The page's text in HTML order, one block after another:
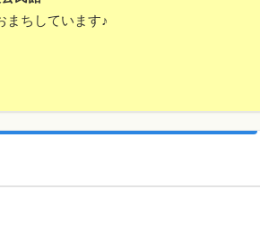
まちしています♪